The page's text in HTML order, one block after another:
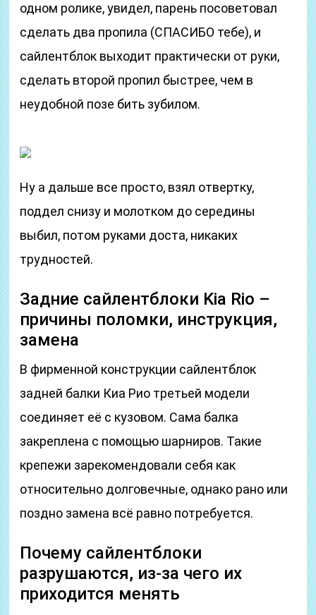
одном ролике, увидел, парень посоветовал
сделать два пропила (СПАСИБО тебе), и
сайлентблок выходит практически от руки,
сделать второй пропил быстрее, чем в
неудобной позе бить зубилом.
Ну а дальше все просто, взял отвертку,
поддел снизу и молотком до середины
выбил, потом руками доста, никаких
трудностей.
Задние сайлентблоки Kia Rio –
причины поломки, инструкция,
замена
В фирменной конструкции сайлентблок
задней балки Киа Рио третьей модели
соединяет её с кузовом. Сама балка
закреплена с помощью шарниров. Такие
крепежи зарекомендовали себя как
относительно долговечные, однако рано или
поздно замена всё равно потребуется.
Почему сайлентблоки
разрушаются, из-за чего их
приходится менять